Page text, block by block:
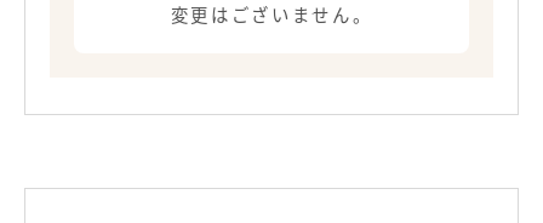
変更はございません。